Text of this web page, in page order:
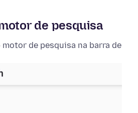
de pesquisa
motor de pesquisa na barra de